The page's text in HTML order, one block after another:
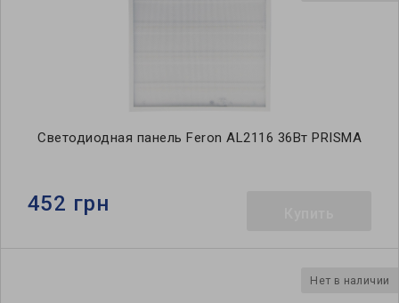
Светодиодная панель Feron AL2116 36Вт PRISMA
452 грн
Нет в наличии